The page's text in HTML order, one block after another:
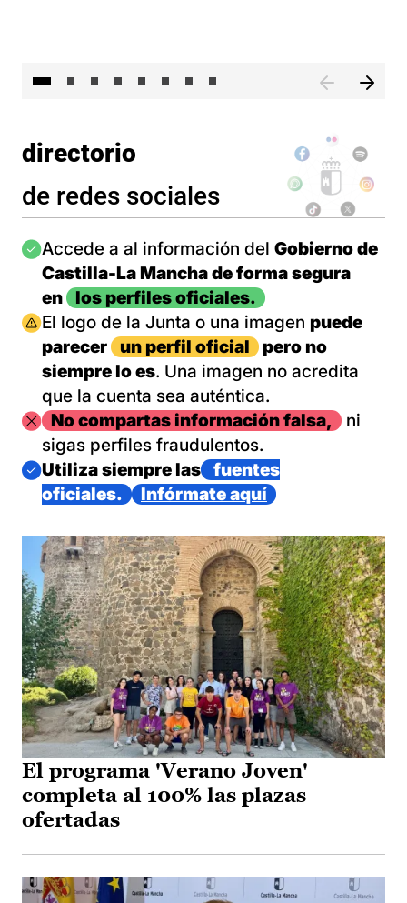
directorio
de redes sociales
Imagen
Accede a al información del Gobierno de
Castilla-La Mancha de forma segura
en
los perfiles oficiales.
Imagen
El logo de la Junta o una imagen puede
parecer
un perfil oficial
pero no
siempre lo es. Una imagen no acredita
que la cuenta sea auténtica.
ImagenNo compartas información falsa,
ni
sigas perfiles fraudulentos.
Imagen
Utiliza siempre las
fuentes
oficiales.
Infórmate aquí
El programa 'Verano Joven'
completa al 100% las plazas
ofertadas